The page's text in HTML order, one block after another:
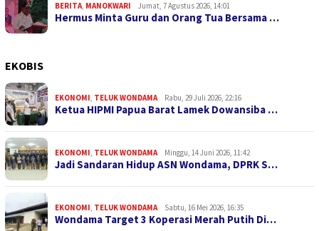
BERITA, MANOKWARI Jumat, 7 Agustus 2026, 14:01
Hermus Minta Guru dan Orang Tua Bersama …
EKOBIS
EKONOMI, TELUK WONDAMA Rabu, 29 Juli 2026, 22:16
Ketua HIPMI Papua Barat Lamek Dowansiba …
EKONOMI, TELUK WONDAMA Minggu, 14 Juni 2026, 11:42
Jadi Sandaran Hidup ASN Wondama, DPRK S…
EKONOMI, TELUK WONDAMA Sabtu, 16 Mei 2026, 16:35
Wondama Target 3 Koperasi Merah Putih Di…